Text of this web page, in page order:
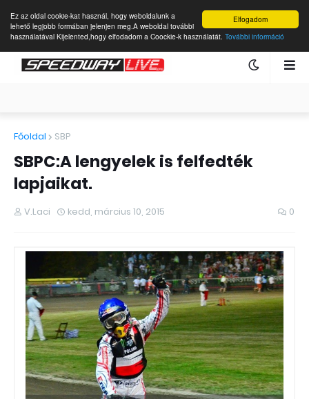
Elfogadom
Ez az oldal cookie-kat használ, hogy weboldalunk a
lehető legjobb formában jelenjen meg.A weboldal további
használatával Kijelented,hogy elfodadom a Coockie-k használatát. További információ
Főoldal SBP
SBPC:A lengyelek is felfedték
lapjaikat.
V.Laci kedd, március 10, 2015 0